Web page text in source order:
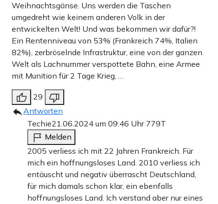
Weihnachtsgänse. Uns werden die Taschen
umgedreht wie keinem anderen Volk in der
entwickelten Welt! Und was bekommen wir dafür?!
Ein Rentenniveau von 53% (Frankreich 74%, Italien
82%), zerbröselnde Infrastruktur, eine von der ganzen
Welt als Lachnummer verspottete Bahn, eine Armee
mit Munition für 2 Tage Krieg, …
29
Antworten
Techie21.06.2024 um 09:46 Uhr 779T
Melden
2005 verliess ich mit 22 Jahren Frankreich. Für
mich ein hoffnungsloses Land. 2010 verliess ich
entäuscht und negativ überrascht Deutschland,
für mich damals schon klar, ein ebenfalls
hoffnungsloses Land. Ich verstand aber nur eines